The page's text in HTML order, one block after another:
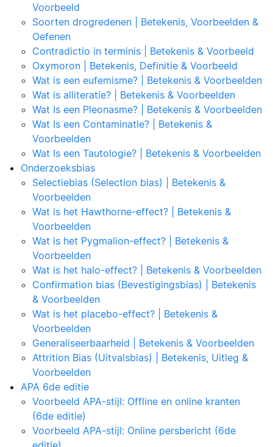
Voorbeeld
Soorten drogredenen | Betekenis, Voorbeelden &
Oefenen
Contradictio in terminis | Betekenis & Voorbeeld
Oxymoron | Betekenis, Definitie & Voorbeeld
Wat is een eufemisme? | Betekenis & Voorbeelden
Wat is alliteratie? | Betekenis & Voorbeelden
Wat Is een Pleonasme? | Betekenis & Voorbeelden
Wat Is een Contaminatie? | Betekenis &
Voorbeelden
Wat Is een Tautologie? | Betekenis & Voorbeelden
Onderzoeksbias
Selectiebias (Selection bias) | Betekenis &
Voorbeelden
Wat is het Hawthorne-effect? | Betekenis &
Voorbeelden
Wat is het Pygmalion-effect? | Betekenis &
Voorbeelden
Wat is het halo-effect? | Betekenis & Voorbeelden
Confirmation bias (Bevestigingsbias) | Betekenis
& Voorbeelden
Wat is het placebo-effect? | Betekenis &
Voorbeelden
Generaliseerbaarheid | Betekenis & Voorbeelden
Attrition Bias (Uitvalsbias) | Betekenis, Uitleg &
Voorbeelden
APA 6de editie
Voorbeeld APA-stijl: Offline en online kranten
(6de editie)
Voorbeeld APA-stijl: Online persbericht (6de